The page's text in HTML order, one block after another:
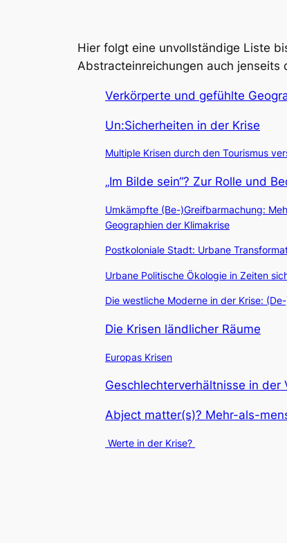
Hier folgt eine unvollständige Liste
Abstracteinreichungen auch jenseits
Verkörperte und gefühlte
Un:Sicherheiten in der Krise
Multiple Krisen durch den Tourismus
„Im Bilde sein“? Zur Rolle und
Umkämpfte (Be-)Greifbarmachung:
Geographien der Klimakrise
Postkoloniale Stadt: Urbane
Urbane Politische Ökologie in Zeiten
Die westliche Moderne in der Krise:
Die Krisen ländlicher Räume
Europas Krisen
Geschlechterverhältnisse in der
Abject matter(s)? Mehr-als-
Werte in der Krise?